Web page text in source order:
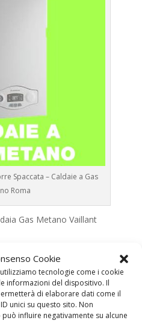
Cookie
tecnologie come i cookie
informazioni del dispositivo. Il
di elaborare dati come il
unici su questo sito. Non
influire negativamente su alcune
Spaccata – Caldaie a Gas
Roma
Gas Metano Vaillant
Gas Metano Vaillant Metro
Metano Vaillant Metro